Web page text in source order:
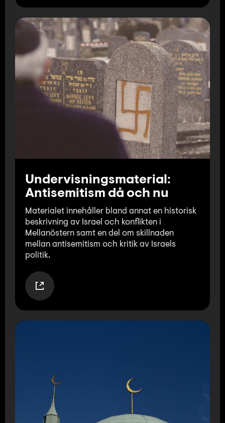
Undervisningsmaterial:
Antisemitism då och nu
Materialet innehåller bland annat en historisk
beskrivning av Israel och konflikten i
Mellanöstern samt en del om skillnaden
mellan antisemitism och kritik av Israels
politik.